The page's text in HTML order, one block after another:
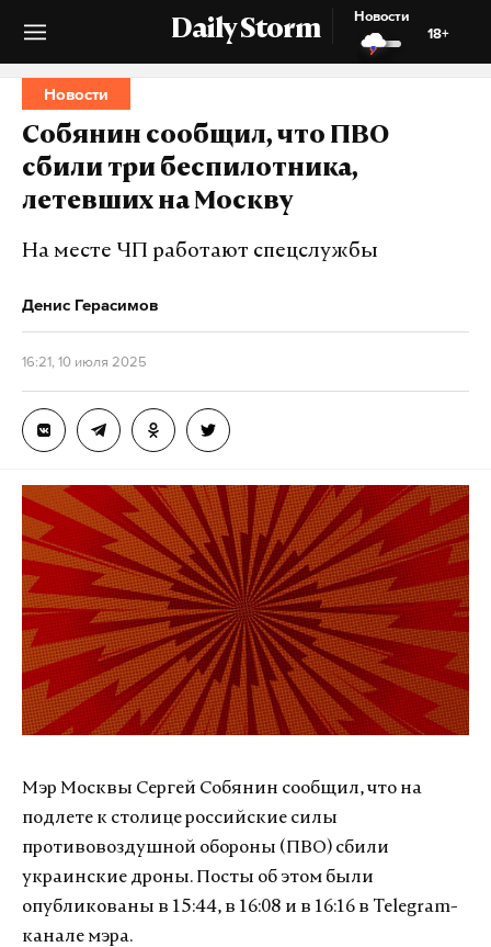
Daily Storm
Новости
18+
Новости
Собянин сообщил, что ПВО
сбили три беспилотника,
летевших на Москву
На месте ЧП работают спецслужбы
Денис Герасимов
16:21, 10 июля 2025
Мэр Москвы Сергей Собянин сообщил, что на
подлете к столице российские силы
противовоздушной обороны (ПВО) сбили
украинские дроны. Посты об этом были
опубликованы в 15:44, в 16:08 и в 16:16 в Telegram-
канале мэра.